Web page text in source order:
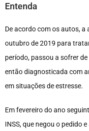
Entenda
De acordo com os autos,
outubro de 2019 para
período, passou a sofrer
então diagnosticada com
em situações de estresse.
Em fevereiro do ano
INSS, que negou o pedido